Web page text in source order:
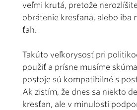
veľmi krutá, pretože
obrátenie kresťana, alebo iba
ťah.
Takúto veľkorysosť pri
použiť a prísne musíme
postoje sú kompatibilné s
Ak zistím, že dnes sa niekto
kresťan, ale v minulosti